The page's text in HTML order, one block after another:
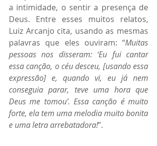
a intimidade, o sentir a presença de
Deus. Entre esses muitos relatos,
Luiz Arcanjo cita, usando as mesmas
palavras que eles ouviram: “Muitas
pessoas nos disseram: ‘Eu fui cantar
essa canção, o céu desceu, [usando essa
expressão] e, quando vi, eu já nem
conseguia parar, teve uma hora que
Deus me tomou’. Essa canção é muito
forte, ela tem uma melodia muito bonita
e uma letra arrebatadora!”.